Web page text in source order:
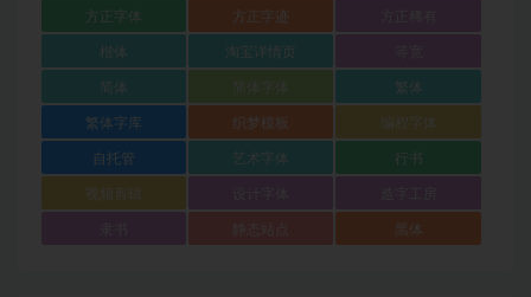
方正字体 方正字迹
楷体 淘宝详情页
简体 繁体
繁体字库 织梦模板 编程字体
自托管 艺术字体 行书
视频剪辑
黑体